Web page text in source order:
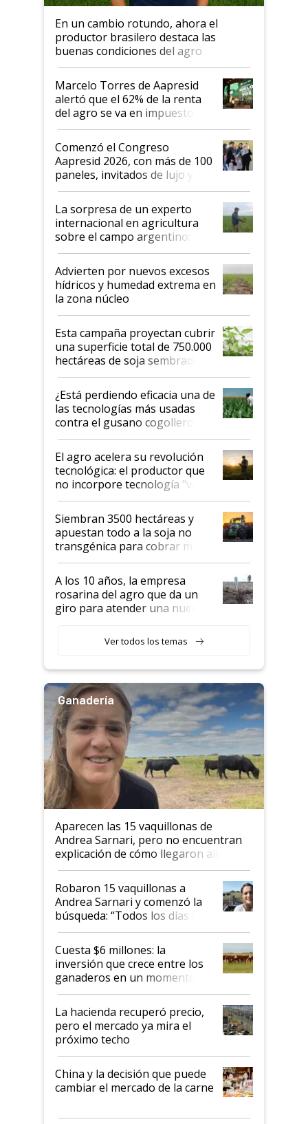
En un cambio rotundo, ahora el
productor brasilero destaca las
buenas condiciones del agro
argentino para invertir: "Los veo
más motivados"
Marcelo Torres de Aapresid
alertó que el 62% de la renta
del agro se va en impuestos:
"No es bueno que en
Argentina se sigan discutiendo
las mismas cosas de hace 50
años"
Comenzó el Congreso
Aapresid 2026, con más de 100
paneles, invitados de lujo y
todas las tendencias
La sorpresa de un experto
internacional en agricultura
sobre el campo argentino:
"Estoy muy impresionado"
Advierten por nuevos excesos
hídricos y humedad extrema en
la zona núcleo
Esta campaña proyectan cubrir
una superficie total de 750.000
hectáreas de soja sembradas
con una nueva generación de
variedades que marcan un
salto tecnológico en genética y
rendimiento
¿Está perdiendo eficacia una de
las tecnologías más usadas
contra el gusano cogollero? El
desafío de una tecnología clave
El agro acelera su revolución
tecnológica: el productor que
no incorpore tecnología "va a
perder el tren"
Siembran 3500 hectáreas y
apuestan todo a la soja no
transgénica para cobrar más
por tonelada: compraron un
semillero
A los 10 años, la empresa
rosarina del agro que da un
giro para atender una nueva
Ver todos los temas
Ganadería
Aparecen las 15 vaquillonas de
Andrea Sarnari, pero no encuentran
explicación de cómo llegaron allí
Robaron 15 vaquillonas a
Andrea Sarnari y comenzó la
búsqueda: “Todos los días le
toca a algún productor”
Cuesta $6 millones: la
inversión que crece entre los
ganaderos en un momento
histórico para la actividad
La hacienda recuperó precio,
pero el mercado ya mira el
próximo techo
China y la decisión que puede
cambiar el mercado de la carne